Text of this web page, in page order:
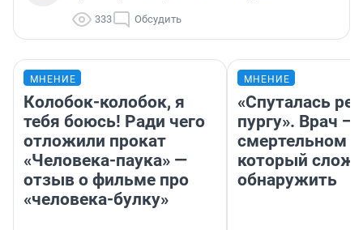
333 Обсудить
МНЕНИЕ
Колобок-колобок, я
тебя боюсь! Ради чего
отложили прокат
«Человека-паука» —
отзыв о фильме про
«человека-булку»
МНЕНИЕ
«Спуталась
пургу». Врач —
смертельном
который
обнаружить